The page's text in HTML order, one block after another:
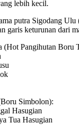
lebih kecil.
putra Sigodang Ulu
garis keturunan dari
(Hot Pangihutan Boru
Simbolon):
Hasugian
Tua Hasugian